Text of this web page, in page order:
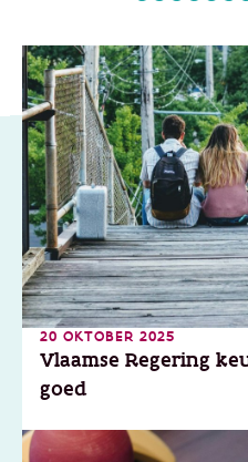
20 OKTOBER 2025
Vlaamse Regering
goed